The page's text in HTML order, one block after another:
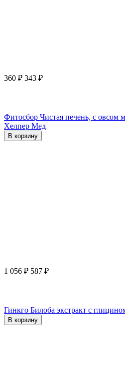
360 ₽ 343 ₽
Фитосбор Чистая печень, с овсом
Хелпер Мед
В корзину
1 056 ₽ 587 ₽
Гинкго Билоба экстракт с
В корзину